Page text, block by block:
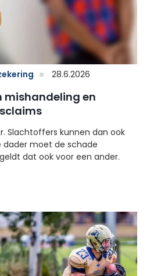
28.6.2026
mishandeling en
Slachtoffers kunnen dan ook
dader moet de schade
dat ook voor een ander.